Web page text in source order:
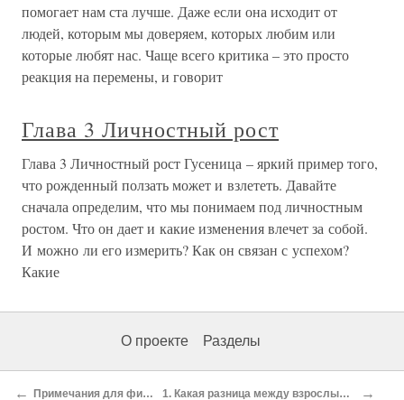
помогает нам ста лучше. Даже если она исходит от
людей, которым мы доверяем, которых любим или
которые любят нас. Чаще всего критика – это просто
реакция на перемены, и говорит
Глава 3 Личностный рост
Глава 3 Личностный рост Гусеница – яркий пример того,
что рожденный ползать может и взлететь. Давайте
сначала определим, что мы понимаем под личностным
ростом. Что он дает и какие изменения влечет за собой.
И можно ли его измерить? Как он связан с успехом?
Какие
О проекте Разделы
← Примечания для философов 1. Какая разница между взрослым и ребенком? →